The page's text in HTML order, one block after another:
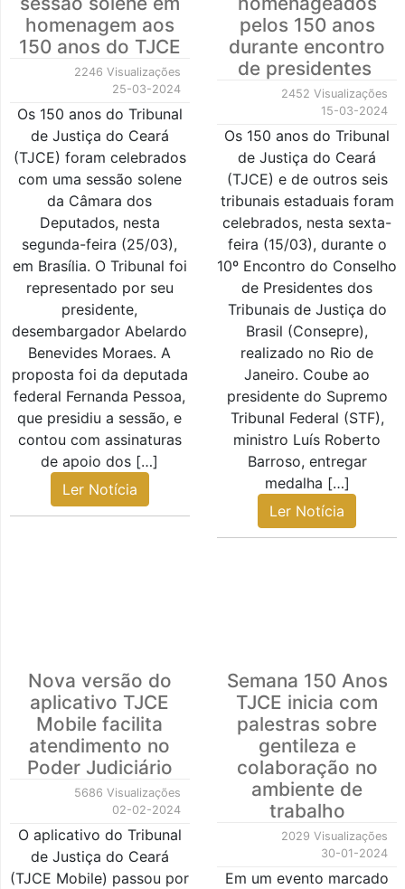
homenagem aos
150 anos do TJCE
2246 Visualizações
25-03-2024
Os 150 anos do Tribunal
de Justiça do Ceará
(TJCE) foram celebrados
com uma sessão solene
da Câmara dos
Deputados, nesta
segunda-feira (25/03),
em Brasília. O Tribunal foi
representado por seu
presidente,
desembargador Abelardo
Benevides Moraes. A
proposta foi da deputada
federal Fernanda Pessoa,
que presidiu a sessão, e
contou com assinaturas
de apoio dos […]
Ler Notícia
pelos 150 anos
durante encontro
de presidentes
2452 Visualizações
15-03-2024
Os 150 anos do Tribunal
de Justiça do Ceará
(TJCE) e de outros seis
tribunais estaduais foram
celebrados, nesta sexta-
feira (15/03), durante o
10º Encontro do Conselho
de Presidentes dos
Tribunais de Justiça do
Brasil (Consepre),
realizado no Rio de
Janeiro. Coube ao
presidente do Supremo
Tribunal Federal (STF),
ministro Luís Roberto
Barroso, entregar
medalha […]
Ler Notícia
Nova versão do
aplicativo TJCE
Mobile facilita
atendimento no
Poder Judiciário
5686 Visualizações
02-02-2024
O aplicativo do Tribunal
de Justiça do Ceará
(TJCE Mobile) passou por
Semana 150 Anos
TJCE inicia com
palestras sobre
gentileza e
colaboração no
ambiente de
trabalho
2029 Visualizações
30-01-2024
Em um evento marcado